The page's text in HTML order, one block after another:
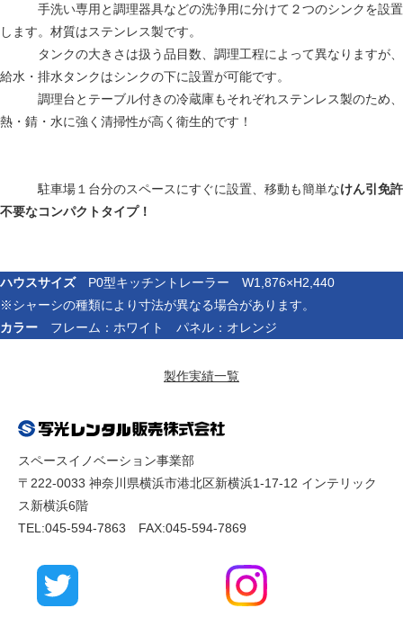
手洗い専用と調理器具などの洗浄用に分けて２つのシンクを設置
します。材質はステンレス製です。
タンクの大きさは扱う品目数、調理工程によって異なりますが、
給水・排水タンクはシンクの下に設置が可能です。
調理台とテーブル付きの冷蔵庫もそれぞれステンレス製のため、
熱・錆・水に強く清掃性が高く衛生的です！
駐車場１台分のスペースにすぐに設置、移動も簡単なけん引免許
不要なコンパクトタイプ！
ハウスサイズP0型キッチントレーラー W1,876×H2,440
※シャーシの種類により寸法が異なる場合があります。
カラー フレーム：ホワイト パネル：オレンジ
製作実績一覧
スペースイノベーション事業部
〒222-0033 神奈川県横浜市港北区新横浜1-17-12 インテリック
ス新横浜6階
TEL:045-594-7863 FAX:045-594-7869